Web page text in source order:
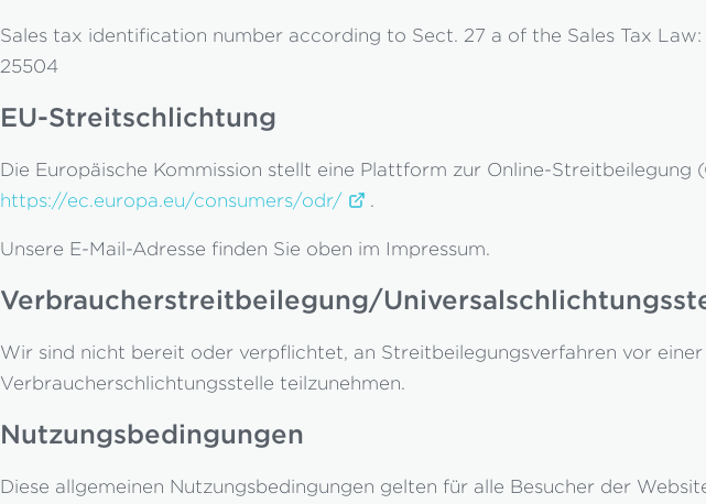
Sales tax identification number according to Sect. 27 a of the Sales Tax Law:
25504
EU-Streitschlichtung
Die Europäische Kommission stellt eine Plattform zur Online-Streitbeilegung
https://ec.europa.eu/consumers/odr/
.
Unsere E-Mail-Adresse finden Sie oben im Impressum.
Verbraucherstreitbeilegung/
Wir sind nicht bereit oder verpflichtet, an Streitbeilegungsverfahren vor einer
Verbraucherschlichtungsstelle teilzunehmen.
Nutzungsbedingungen
Diese allgemeinen Nutzungsbedingungen gelten für alle Besucher der